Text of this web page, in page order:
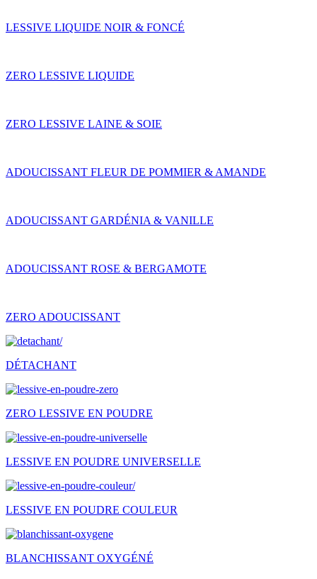
LESSIVE LIQUIDE NOIR & FONCÉ
ZERO LESSIVE LIQUIDE
ZERO LESSIVE LAINE & SOIE
ADOUCISSANT FLEUR DE POMMIER & AMANDE
ADOUCISSANT GARDÉNIA & VANILLE
ADOUCISSANT ROSE & BERGAMOTE
ZERO ADOUCISSANT
DÉTACHANT
ZERO LESSIVE EN POUDRE
LESSIVE EN POUDRE UNIVERSELLE
LESSIVE EN POUDRE COULEUR
BLANCHISSANT OXYGÉNÉ